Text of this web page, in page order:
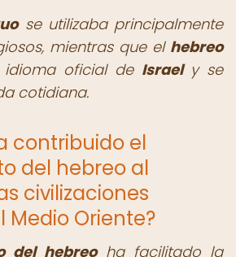
se utilizaba principalmente
mientras que el hebreo
oficial de Israely se
cotidiana.
contribuido el
del hebreo al
civilizaciones
Medio Oriente?
del hebreoha facilitado la